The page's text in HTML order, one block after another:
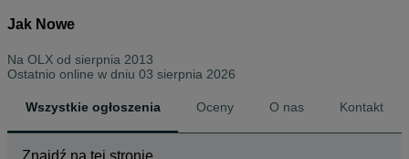
Jak Nowe
Na OLX od sierpnia 2013
Ostatnio online w dniu 03 sierpnia 2026
Wszystkie ogłoszenia Oceny O nas Kontakt